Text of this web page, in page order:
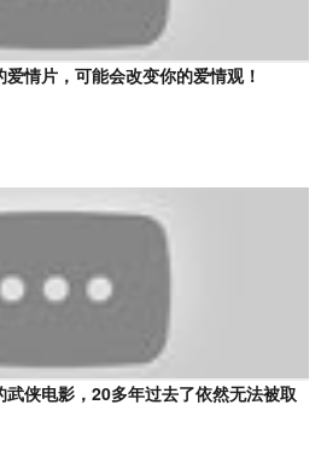
爱情片，可能会改变你的爱情观！
武侠电影，20多年过去了依然无法被取